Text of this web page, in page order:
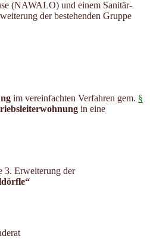
(NAWALO) und einem Sanitär-
der bestehenden Gruppe
im vereinfachten Verfahren gem. §
in eine
3. Erweiterung der